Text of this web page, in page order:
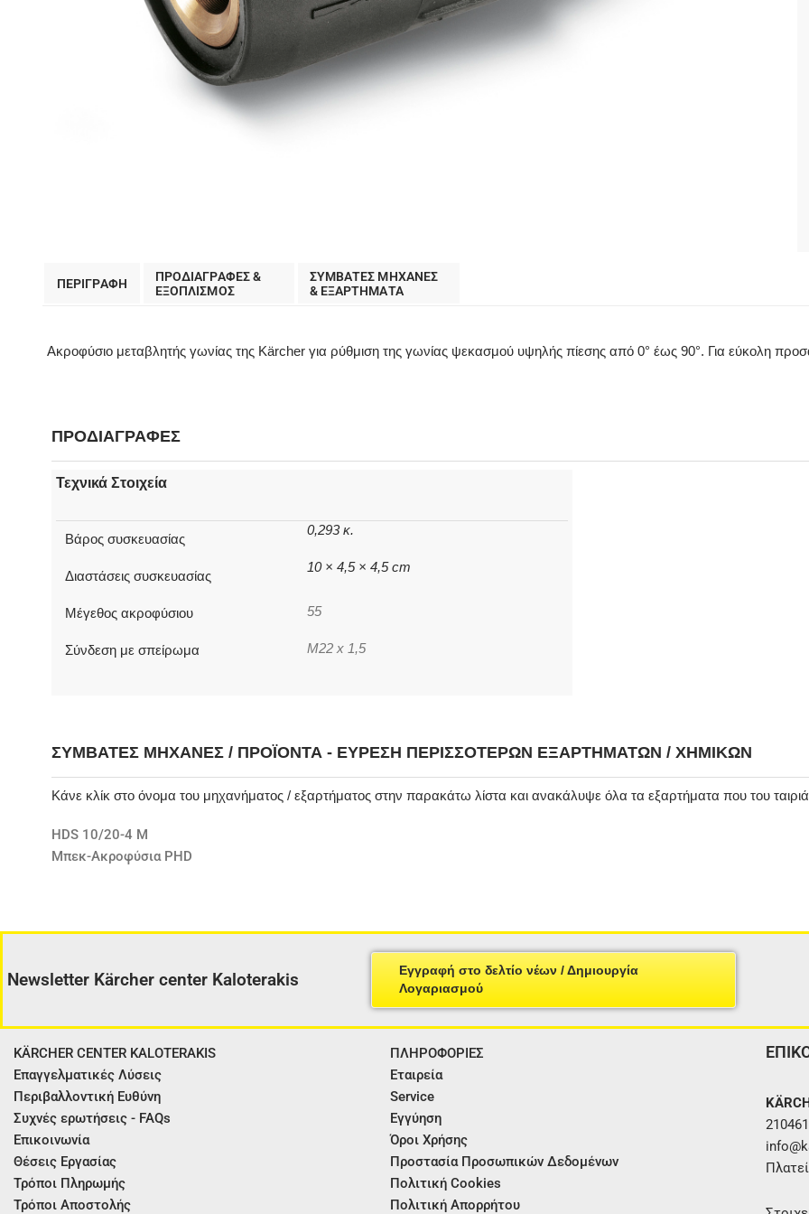
ΠΕΡΙΓΡΑΦΗ
ΠΡΟΔΙΑΓΡΑΦΕΣ &
EΞΟΠΛΙΣΜΟΣ
ΣΥΜΒΑΤΕΣ ΜΗΧΑΝΕΣ
& ΕΞΑΡΤΗΜΑΤΑ
Ακροφύσιο μεταβλητής γωνίας της Kärcher για ρύθμιση της γωνίας ψεκασμού υψηλής πίεσης από 0° έως 90°. Για εύκολη
ΠΡΟΔΙΑΓΡΑΦΕΣ
Τεχνικά Στοιχεία
Βάρος συσκευασίας
0,293 κ.
Διαστάσεις συσκευασίας
10 × 4,5 × 4,5 cm
Μέγεθος ακροφύσιου 55
Σύνδεση με σπείρωμα M22 x 1,5
ΣΥΜΒΑΤΈΣ ΜΗΧΑΝΈΣ / ΠΡΟΪΌΝΤΑ - ΕΎΡΕΣΗ ΠΕΡΙΣΣΌΤΕΡΩΝ ΕΞΑΡΤΗΜΆΤΩΝ / ΧΗΜΙΚΏΝ
Κάνε κλίκ στο όνομα του μηχανήματος / εξαρτήματος στην παρακάτω λίστα και ανακάλυψε όλα τα εξαρτήματα που του
HDS 10/20-4 M
Μπεκ-Ακροφύσια PHD
Newsletter Kärcher center Kaloterakis
Εγγραφή στο δελτίο νέων / Δημιουργία
Λογαριασμού
KÄRCHER CENTER KALOTERAKIS
Επαγγελματικές Λύσεις
Περιβαλλοντική Ευθύνη
Συχνές ερωτήσεις - FAQs
Επικοινωνία
Θέσεις Εργασίας
Τρόποι Πληρωμής
Τρόποι Αποστολής
ΠΛΗΡΟΦΟΡΙΕΣ
Εταιρεία
Service
Εγγύηση
Όροι Χρήσης
Προστασία Προσωπικών Δεδομένων
Πολιτική Cookies
Πολιτική Απορρήτου